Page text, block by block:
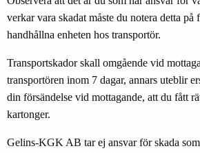
verkar vara skadat måste du notera detta på
handhållna enheten hos transportör.
Transportskador skall omgående vid
transportören inom 7 dagar, annars uteblir
din försändelse vid mottagande, att du fått
kartonger.
Gelins-KGK AB tar ej ansvar för skada